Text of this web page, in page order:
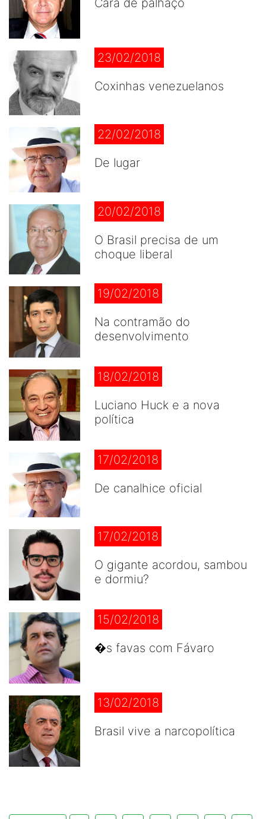
23/02/2018
Coxinhas venezuelanos
22/02/2018
De lugar
20/02/2018
O Brasil precisa de um
choque liberal
19/02/2018
Na contramão do
desenvolvimento
18/02/2018
Luciano Huck e a nova
política
17/02/2018
De canalhice oficial
17/02/2018
O gigante acordou, sambou
e dormiu?
15/02/2018
�s favas com Fávaro
13/02/2018
Brasil vive a narcopolítica